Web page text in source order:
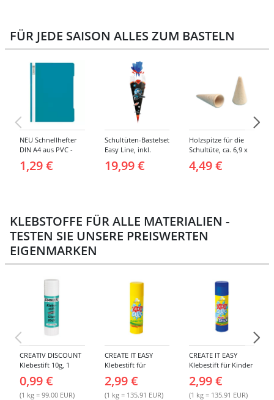
FÜR JEDE SAISON ALLES ZUM BASTELN
NEU Schnellhefter
DIN A4 aus PVC -
Verschiedene
Farben
1,29 €
Schultüten-Bastelset
Easy Line, inkl.
Zubehör &
Anleitung, 68 cm,
19,99 €
Holzspitze für die
Schultüte, ca. 6,9 x
3,8 cm, 2er Pack
4,49 €
KLEBSTOFFE FÜR ALLE MATERIALIEN -
TESTEN SIE UNSERE PREISWERTEN
EIGENMARKEN
CREATIV DISCOUNT
Klebestift 10g, 1
0,99 €
(1 kg = 99.00 EUR)
CREATE IT EASY
Klebestift für
2,99 €
(1 kg = 135.91 EUR)
CREATE IT EASY
Klebestift für Kinder
2,99 €
(1 kg = 135.91 EUR)